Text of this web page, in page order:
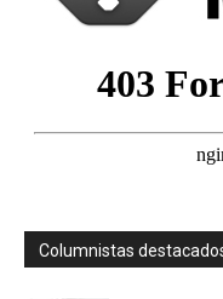
Columnistas